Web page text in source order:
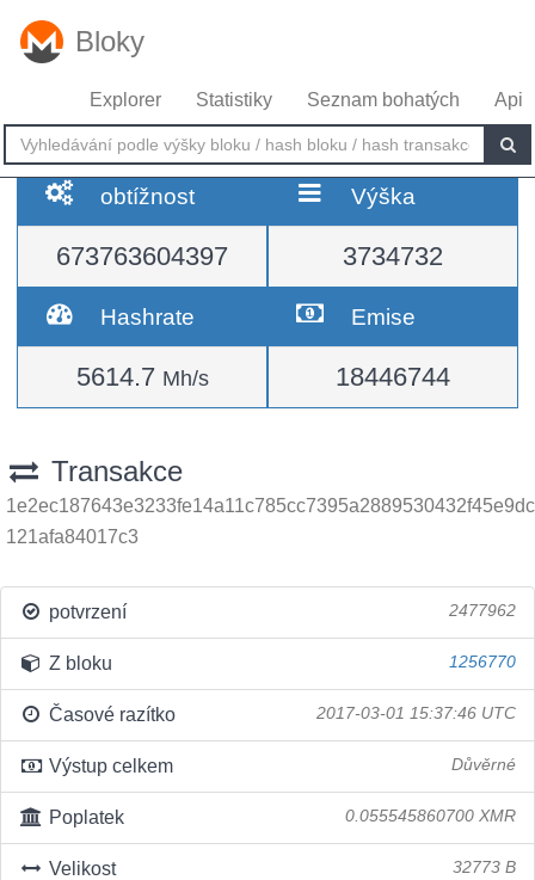
Bloky
Explorer Statistiky Seznam bohatých Api
obtížnost
673763604397
Výška
3734732
Hashrate
5614.7 Mh/s
Emise
18446744
Transakce
1e2ec187643e3233fe14a11c785cc7395a2889530432f45e9dc
121afa84017c3
potvrzení 2477962
Z bloku 1256770
Časové razítko 2017-03-01 15:37:46 UTC
Výstup celkem Důvěrné
Poplatek 0.055545860700 XMR
Velikost 32773 B